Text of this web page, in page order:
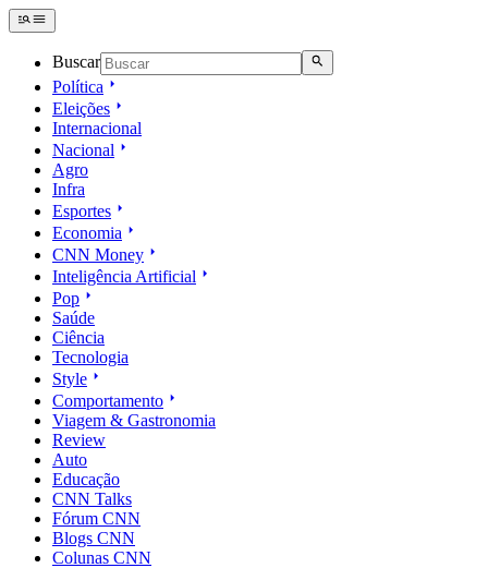
Buscar
Política
Eleições
Internacional
Nacional
Agro
Infra
Esportes
Economia
CNN Money
Inteligência Artificial
Pop
Saúde
Ciência
Tecnologia
Style
Comportamento
Viagem & Gastronomia
Review
Auto
Educação
CNN Talks
Fórum CNN
Blogs CNN
Colunas CNN